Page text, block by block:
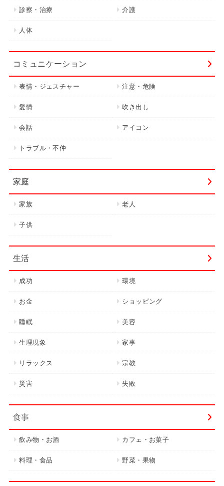
診察・治療 介護
人体
コミュニケーション
表情・ジェスチャー 注意・危険
愛情 吹き出し
会話 アイコン
トラブル・不仲
家庭
家族 老人
子供
生活
成功 環境
お金 ショッピング
睡眠 美容
生理現象 家事
リラックス 宗教
災害 失敗
食事
飲み物・お酒 カフェ・お菓子
料理・食品 野菜・果物